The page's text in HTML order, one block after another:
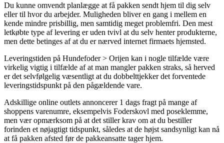
Du kunne omvendt planlægge at få pakken sendt hjem til dig selv
eller til hvor du arbejder. Muligheden bliver en gang i mellem en
kende mindre prisbillig, men samtidig meget problemfri. Den mest
letkøbte type af levering er uden tvivl at du selv henter produkterne,
men dette betinges af at du er nærved internet firmaets hjemsted.
Leveringstiden på Hundefoder > Orijen kan i nogle tilfælde være
virkelig vigtig i tilfælde af at man mangler pakken straks, så herved
er det selvfølgelig væsentligt at du dobbelttjekker det forventede
leveringstidspunkt på den pågældende vare.
Adskillige online outlets annoncerer 1 dags fragt på mange af
shoppens varenumre, eksempelvis Foderskovl med poseklemme,
men vær opmærksom på at det stiller krav om at du bestiller
forinden et nøjagtigt tidspunkt, således at de højst sandsynligt kan nå
at få pakken afsted før de pakkeansatte tager hjem.